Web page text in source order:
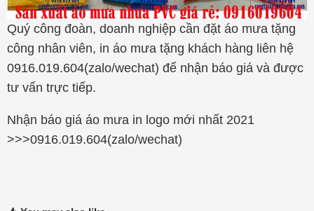
Quý công đoàn, doanh nghiệp cần đặt áo mưa tặng
công nhân viên, in áo mưa tặng khách hàng liên hệ
0916.019.604(zalo/wechat) để nhận báo giá và được
tư vấn trực tiếp.
Nhận báo giá áo mưa in logo mới nhất 2021
>>>0916.019.604(zalo/wechat)